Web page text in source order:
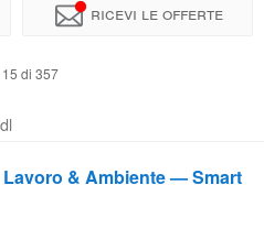
Ricevi le offerte
15 di 357
& Ambiente — Smart